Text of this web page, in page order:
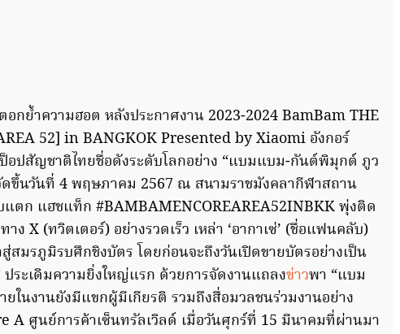
กย้ำความฮอต หลังประกาศงาน 2023-2024 BamBam THE
52] in BANGKOK Presented by Xiaomi อังกอร์
อปสัญชาติไทยชื่อดังระดับโลกอย่าง “แบมแบม-กันต์พิมุกต์ ภูว
ดขึ้นวันที่ 4 พฤษภาคม 2567 ณ สนามราชมังคลากีฬาสถาน
ตก แฮชแท็ก #BAMBAMENCOREAREA52INBKK พุ่งติด
ง X (ทวิตเตอร์) อย่างรวดเร็ว เหล่า ‘อากาเซ่’ (ชื่อแฟนคลับ)
สมรภูมิรบศึกชิงบัตร โดยก่อนจะถึงวันเปิดขายบัตรอย่างเป็น
ระเดิมความยิ่งใหญ่แรก ด้วยการจัดงานแถลงข่าวพา “แบม
ในงานยังมีแขกผู้มีเกียรติ รวมถึงสื่อมวลชนร่วมงานอย่าง
ศูนย์การค้าเซ็นทรัลเวิลด์ เมื่อวันศุกร์ที่ 15 มีนาคมที่ผ่านมา